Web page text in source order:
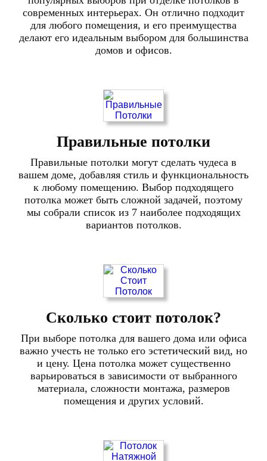
современных интерьерах. Он отлично подходит
для любого помещения, и его преимущества
делают его идеальным выбором для большинства
домов и офисов.
Правильные потолки
Правильные потолки могут сделать чудеса в
вашем доме, добавляя стиль и функциональность
к любому помещению. Выбор подходящего
потолка может быть сложной задачей, поэтому
мы собрали список из 7 наиболее подходящих
вариантов потолков.
Сколько стоит потолок?
При выборе потолка для вашего дома или офиса
важно учесть не только его эстетический вид, но
и цену. Цена потолка может существенно
варьироваться в зависимости от выбранного
материала, сложности монтажа, размеров
помещения и других условий.